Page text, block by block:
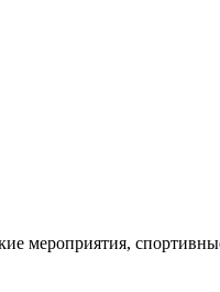
мероприятия,